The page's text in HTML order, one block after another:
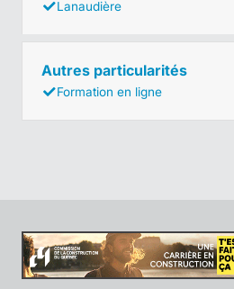
Lanaudière
Autres particularités
Formation en ligne